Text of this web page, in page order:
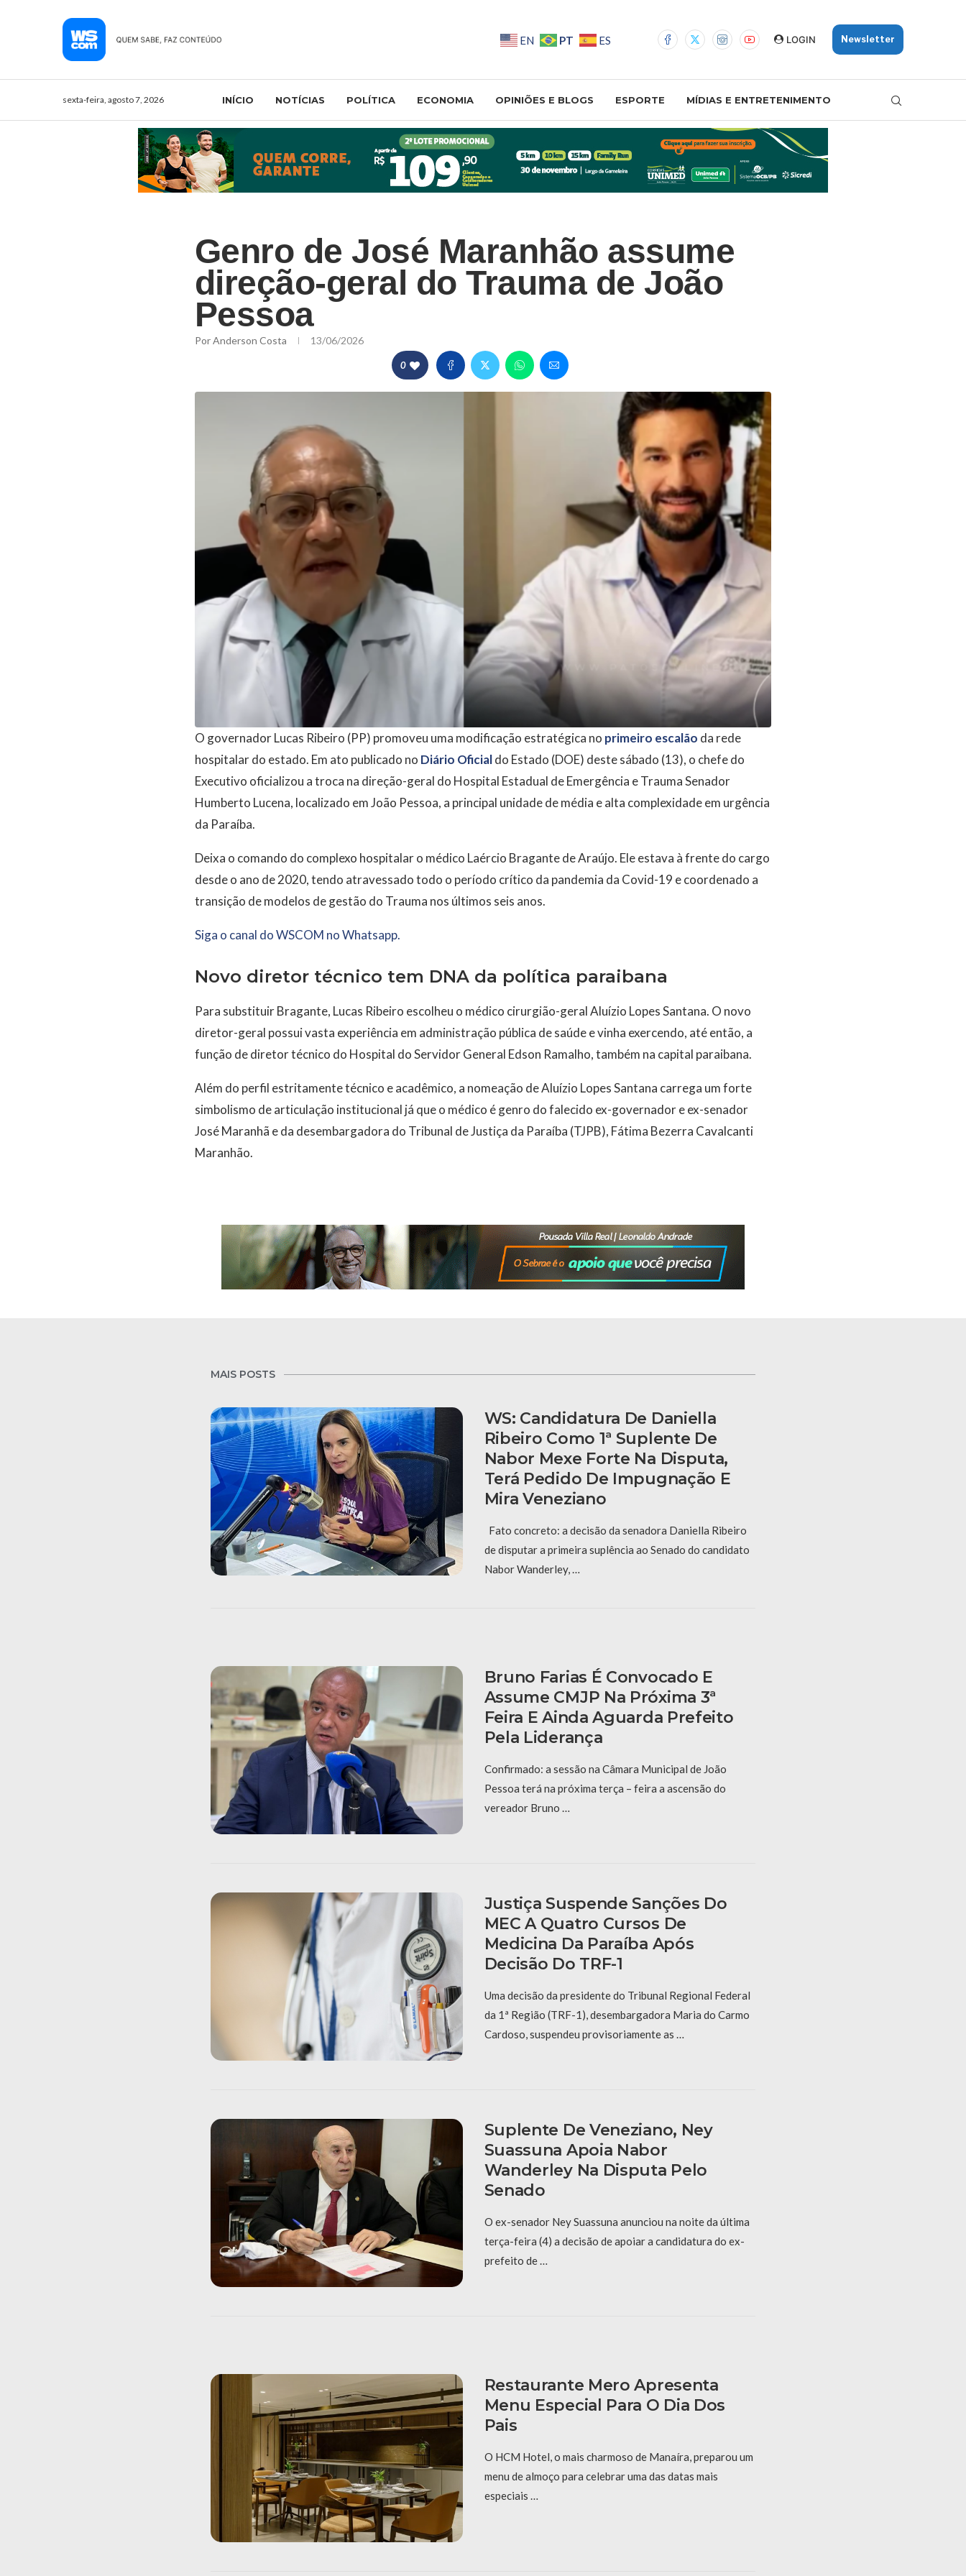
EN PT ES LOGIN Newsletter
sexta-feira, agosto 7, 2026 INÍCIO NOTÍCIAS POLÍTICA ECONOMIA OPINIÕES E BLOGS ESPORTE MÍDIAS E ENTRETENIMENTO
Genro de José Maranhão assume
direção-geral do Trauma de João
Pessoa
PorAnderson Costa 13/06/2026
0
O governador Lucas Ribeiro (PP) promoveu uma modificação estratégica no primeiro escalão da rede
hospitalar do estado. Em ato publicado no Diário Oficialdo Estado (DOE) deste sábado (13), o chefe do
Executivo oficializou a troca na direção-geral do Hospital Estadual de Emergência e Trauma Senador
Humberto Lucena, localizado em João Pessoa, a principal unidade de média e alta complexidade em urgência
da Paraíba.
Deixa o comando do complexo hospitalar o médico Laércio Bragante de Araújo. Ele estava à frente do cargo
desde o ano de 2020, tendo atravessado todo o período crítico da pandemia da Covid-19 e coordenado a
transição de modelos de gestão do Trauma nos últimos seis anos.
Siga o canal do WSCOM no Whatsapp.
Novo diretor técnico tem DNA da política paraibana
Para substituir Bragante, Lucas Ribeiro escolheu o médico cirurgião-geral Aluízio Lopes Santana. O novo
diretor-geral possui vasta experiência em administração pública de saúde e vinha exercendo, até então, a
função de diretor técnico do Hospital do Servidor General Edson Ramalho, também na capital paraibana.
Além do perfil estritamente técnico e acadêmico, a nomeação de Aluízio Lopes Santana carrega um forte
simbolismo de articulação institucional já que o médico é genro do falecido ex-governador e ex-senador
José Maranhã e da desembargadora do Tribunal de Justiça da Paraíba (TJPB), Fátima Bezerra Cavalcanti
Maranhão.
MAIS POSTS
WS: Candidatura De Daniella
Ribeiro Como 1ª Suplente De
Nabor Mexe Forte Na Disputa,
Terá Pedido De Impugnação E
Mira Veneziano
Fato concreto: a decisão da senadora Daniella Ribeiro
de disputar a primeira suplência ao Senado do candidato
Nabor Wanderley, …
Bruno Farias É Convocado E
Assume CMJP Na Próxima 3ª
Feira E Ainda Aguarda Prefeito
Pela Liderança
Confirmado: a sessão na Câmara Municipal de João
Pessoa terá na próxima terça – feira a ascensão do
vereador Bruno …
Justiça Suspende Sanções Do
MEC A Quatro Cursos De
Medicina Da Paraíba Após
Decisão Do TRF-1
Uma decisão da presidente do Tribunal Regional Federal
da 1ª Região (TRF-1), desembargadora Maria do Carmo
Cardoso, suspendeu provisoriamente as …
Suplente De Veneziano, Ney
Suassuna Apoia Nabor
Wanderley Na Disputa Pelo
Senado
O ex-senador Ney Suassuna anunciou na noite da última
terça-feira (4) a decisão de apoiar a candidatura do ex-
prefeito de …
Restaurante Mero Apresenta
Menu Especial Para O Dia Dos
Pais
O HCM Hotel, o mais charmoso de Manaíra, preparou um
menu de almoço para celebrar uma das datas mais
especiais …